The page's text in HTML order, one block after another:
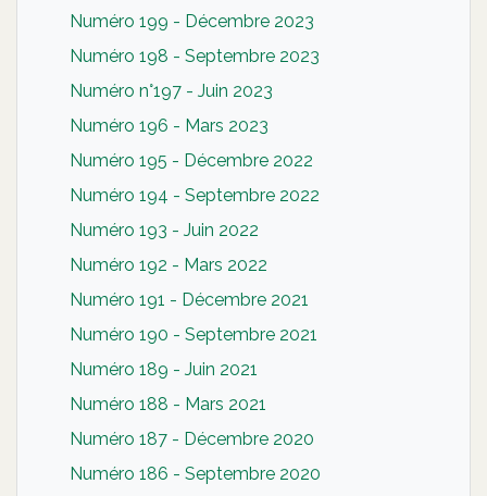
Numéro 199 - Décembre 2023
Numéro 198 - Septembre 2023
Numéro n°197 - Juin 2023
Numéro 196 - Mars 2023
Numéro 195 - Décembre 2022
Numéro 194 - Septembre 2022
Numéro 193 - Juin 2022
Numéro 192 - Mars 2022
Numéro 191 - Décembre 2021
Numéro 190 - Septembre 2021
Numéro 189 - Juin 2021
Numéro 188 - Mars 2021
Numéro 187 - Décembre 2020
Numéro 186 - Septembre 2020